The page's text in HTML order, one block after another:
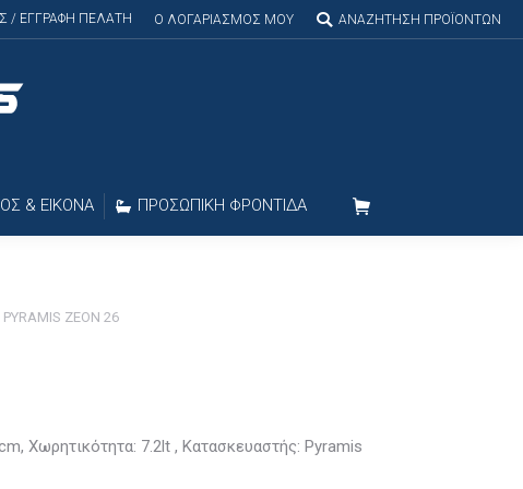
/ ΕΓΓΡΑΦΗ ΠΕΛΑΤΗ O ΛΟΓΑΡΙΑΣΜΟΣ MOY Search:ΑΝΑΖΗΤΗΣΗ ΠΡΟΪΟΝΤΩΝ
& ΕΙΚΟΝΑ ΠΡΟΣΩΠΙΚΗ ΦΡΟΝΤΙΔΑ
ZEON 26
Χωρητικότητα: 7.2lt , Κατασκευαστής: Pyramis